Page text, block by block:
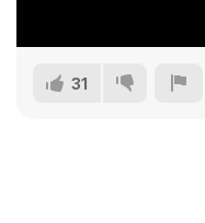
31